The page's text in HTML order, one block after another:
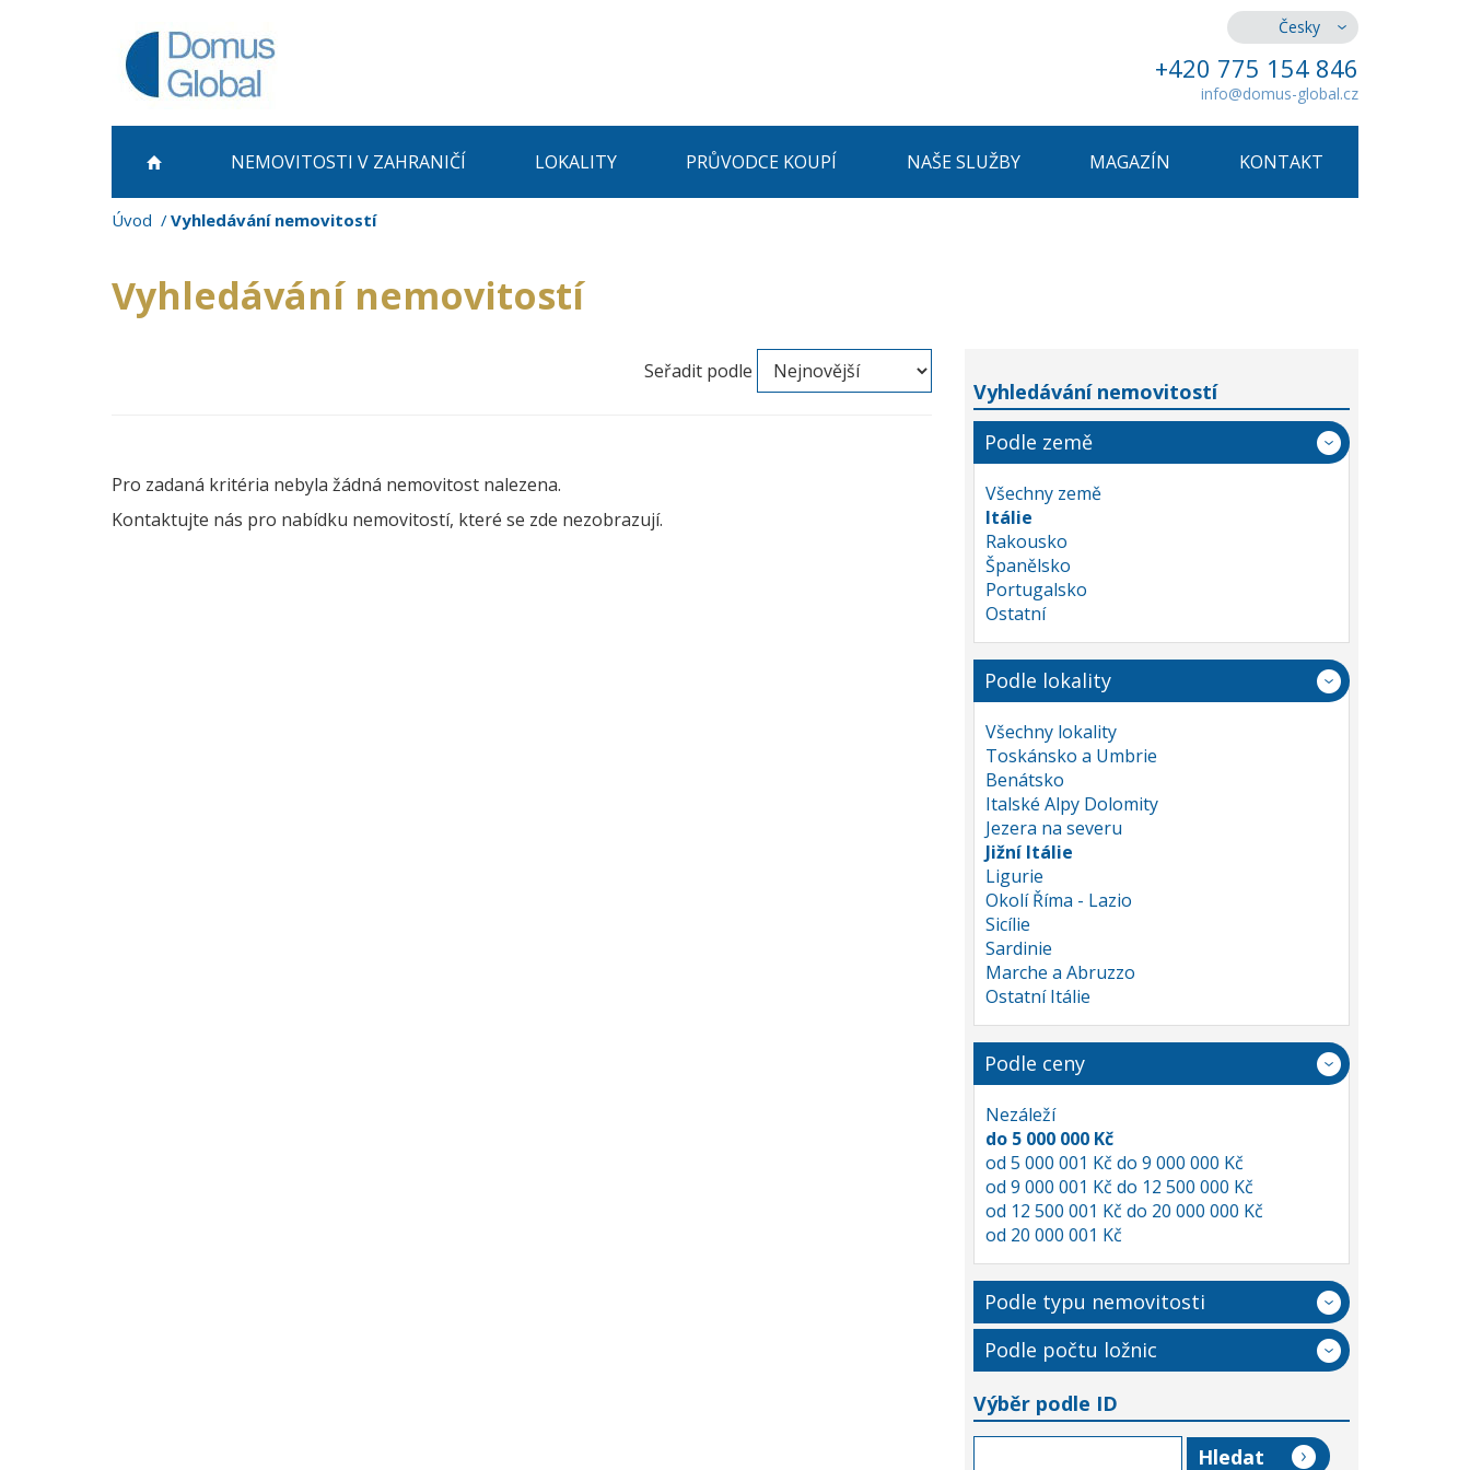
Česky
+420 775 154 846
info@domus-global.cz
NEMOVITOSTI V ZAHRANIČÍ LOKALITY PRŮVODCE KOUPÍ NAŠE SLUŽBY MAGAZÍN KONTAKT
Úvod Vyhledávání nemovitostí
Vyhledávání nemovitostí
Seřadit podle
Pro zadaná kritéria nebyla žádná nemovitost nalezena.
Kontaktujte nás pro nabídku nemovitostí, které se zde nezobrazují.
Vyhledávání nemovitostí
Podle země
Všechny země
Itálie
Rakousko
Španělsko
Portugalsko
Ostatní
Podle lokality
Všechny lokality
Toskánsko a Umbrie
Benátsko
Italské Alpy Dolomity
Jezera na severu
Jižní Itálie
Ligurie
Okolí Říma - Lazio
Sicílie
Sardinie
Marche a Abruzzo
Ostatní Itálie
Podle ceny
Nezáleží
do 5 000 000 Kč
od 5 000 001 Kč do 9 000 000 Kč
od 9 000 001 Kč do 12 500 000 Kč
od 12 500 001 Kč do 20 000 000 Kč
od 20 000 001 Kč
Podle typu nemovitosti
Podle počtu ložnic
Výběr podle ID